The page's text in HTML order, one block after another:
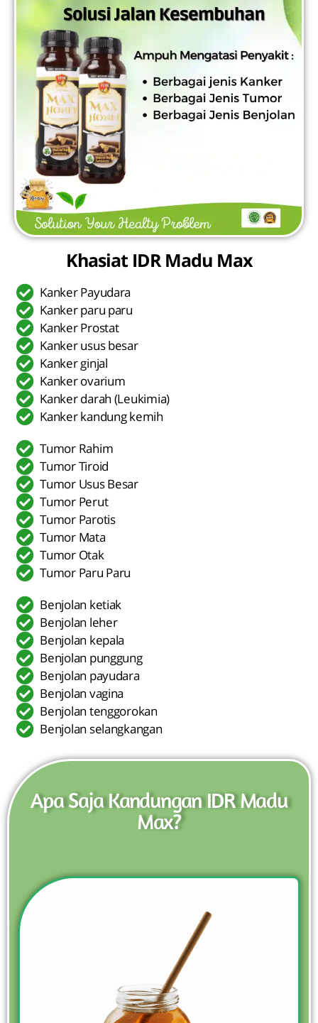
Khasiat IDR Madu Max
Kanker Payudara
Kanker paru paru
Kanker Prostat
Kanker usus besar
Kanker ginjal
Kanker ovarium
Kanker darah (Leukimia)
Kanker kandung kemih
Tumor Rahim
Tumor Tiroid
Tumor Usus Besar
Tumor Perut
Tumor Parotis
Tumor Mata
Tumor Otak
Tumor Paru Paru
Benjolan ketiak
Benjolan leher
Benjolan kepala
Benjolan punggung
Benjolan payudara
Benjolan vagina
Benjolan tenggorokan
Benjolan selangkangan
Apa Saja Kandungan IDR Madu
Max?